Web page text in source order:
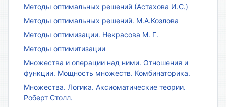
Методы оптимальных решений (Астахова И.С.)
Методы оптимальных решений. М.А.Козлова
Методы оптимизации. Некрасова М. Г.
Методы оптимитизации
Множества и операции над ними. Отношения и
функции. Мощность множеств. Комбинаторика.
Множества. Логика. Аксиоматические теории.
Роберт Столл.